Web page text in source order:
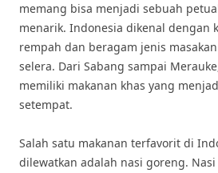
memang bisa menjadi sebuah
menarik. Indonesia dikenal dengan
rempah dan beragam jenis
selera. Dari Sabang sampai
memiliki makanan khas yang
setempat.
Salah satu makanan terfavorit di
dilewatkan adalah nasi goreng.